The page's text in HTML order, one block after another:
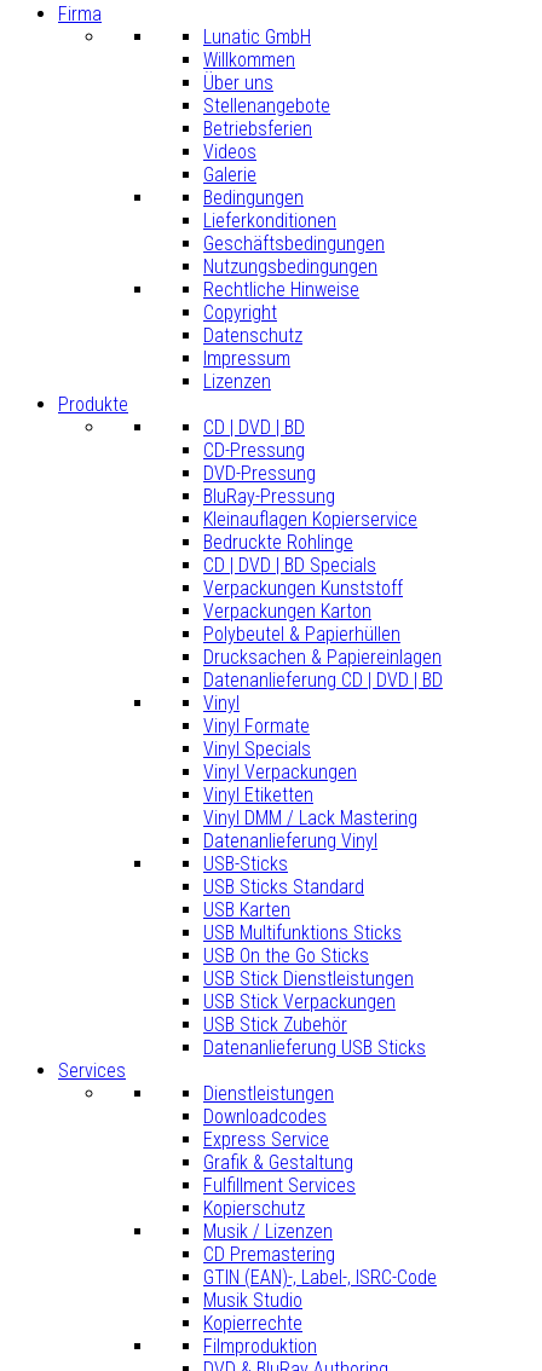
Firma
Lunatic GmbH
Willkommen
Über uns
Stellenangebote
Betriebsferien
Videos
Galerie
Bedingungen
Lieferkonditionen
Geschäftsbedingungen
Nutzungsbedingungen
Rechtliche Hinweise
Copyright
Datenschutz
Impressum
Lizenzen
Produkte
CD | DVD | BD
CD-Pressung
DVD-Pressung
BluRay-Pressung
Kleinauflagen Kopierservice
Bedruckte Rohlinge
CD | DVD | BD Specials
Verpackungen Kunststoff
Verpackungen Karton
Polybeutel & Papierhüllen
Drucksachen & Papiereinlagen
Datenanlieferung CD | DVD | BD
Vinyl
Vinyl Formate
Vinyl Specials
Vinyl Verpackungen
Vinyl Etiketten
Vinyl DMM / Lack Mastering
Datenanlieferung Vinyl
USB-Sticks
USB Sticks Standard
USB Karten
USB Multifunktions Sticks
USB On the Go Sticks
USB Stick Dienstleistungen
USB Stick Verpackungen
USB Stick Zubehör
Datenanlieferung USB Sticks
Services
Dienstleistungen
Downloadcodes
Express Service
Grafik & Gestaltung
Fulfillment Services
Kopierschutz
Musik / Lizenzen
CD Premastering
GTIN (EAN)-, Label-, ISRC-Code
Musik Studio
Kopierrechte
Filmproduktion